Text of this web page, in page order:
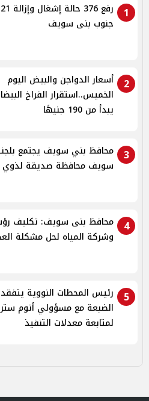
1
جنوب بنى سويف
2
أسعار الدواجن والبيض اليوم
الخميس..استقرار الفراخ
يبدأ من 190 جنيهًا
3
محافظ بني سويف يجتمع
سويف محافظة صديقة لذوي
4
محافظ بنى سويف: تكليف
وشركة المياه لحل مشكلة
5
رئيس المحطات النووية
الضبعة مع مسؤولي أتوم
لمتابعة معدلات التنفيذ